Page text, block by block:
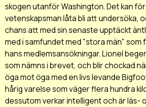
skogen utanför Washington. Det kan
vetenskapsman låta bli att undersöka,
chans att med sin senaste upptäckt
med i samfundet med "stora män" som
hans medlemsansökningar. Lionel
som nämns i brevet, och blir chockad
öga mot öga med en livs levande
hårig varelse som väger flera hundra
dessutom verkar intelligent och är läs-